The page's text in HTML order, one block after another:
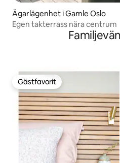
Ägarlägenhet i Gamle Oslo
Egen takterrass nära centrum
Gästfavorit
Gästfavorit